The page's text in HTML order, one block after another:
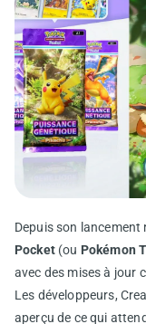
Depuis son lancement
Pocket(ou Pokémon
avec des mises à jour
Les développeurs,
aperçu de ce qui